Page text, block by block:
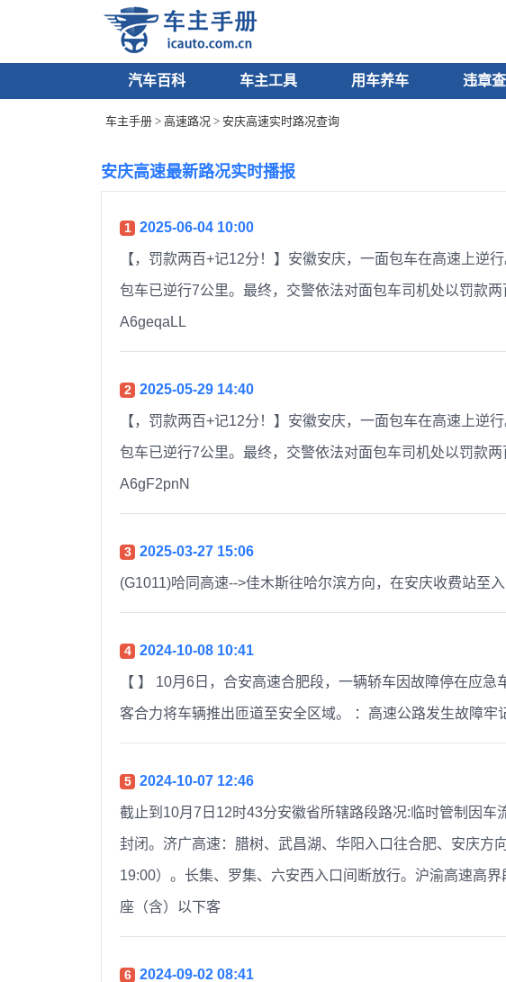
汽车百科 车主工具 用车养车 违章
车主手册 > 高速路况 > 安庆高速实时路况查询
安庆高速最新路况实时播报
1 2025-06-04 10:00
【，罚款两百+记12分！】安徽安庆，一面包车在高速上逆
包车已逆行7公里。最终，交警依法对面包车司机处以罚款两
A6geqaLL ​​​
2 2025-05-29 14:40
【，罚款两百+记12分！】安徽安庆，一面包车在高速上逆
包车已逆行7公里。最终，交警依法对面包车司机处以罚款两
A6gF2pnN ​​​
3 2025-03-27 15:06
(G1011)哈同高速-->佳木斯往哈尔滨方向，在安庆收费站至
4 2024-10-08 10:41
【 】 10月6日，合安高速合肥段，一辆轿车因故障停在应
客合力将车辆推出匝道至安全区域。 ：高速公路发生故障牢
5 2024-10-07 12:46
截止到10月7日12时43分安徽省所辖路段路况:临时管制因车
封闭。济广高速：腊树、武昌湖、华阳入口往合肥、安庆方
19:00）。长集、罗集、六安西入口间断放行。沪渝高速高
座（含）以下客 ​​​
6 2024-09-02 08:41